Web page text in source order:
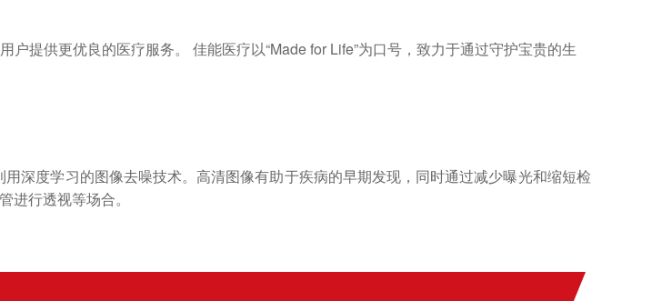
户提供更优良的医疗服务。 佳能医疗以“Made for Life”为口号，致力于通过守护宝贵的生
深度学习的图像去噪技术。高清图像有助于疾病的早期发现，同时通过减少曝光和缩短检
行透视等场合。